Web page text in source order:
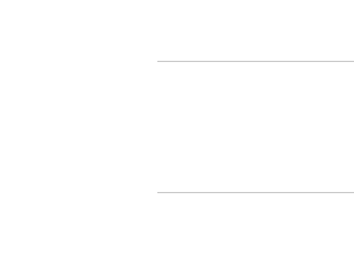
多彩な鍾乳石＆大自
ーンなど、貴重な鍾乳
界」など、幻想的にラ